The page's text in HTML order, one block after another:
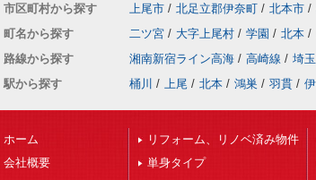
市区町村から探す 上尾市 / 北足立郡伊奈町 / 北本市 /
町名から探す
二ツ宮 / 大字上尾村 / 学園 / 北本 /
路線から探す
湘南新宿ライン高海 / 高崎線 / 埼
駅から探す
桶川 / 上尾 / 北本 / 鴻巣 / 羽貫 /
ホーム
会社概要
リフォーム、リノベ済み物件
単身タイプ